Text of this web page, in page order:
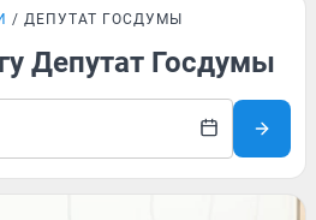
ДЕПУТАТ ГОСДУМЫ
Депутат Госдумы